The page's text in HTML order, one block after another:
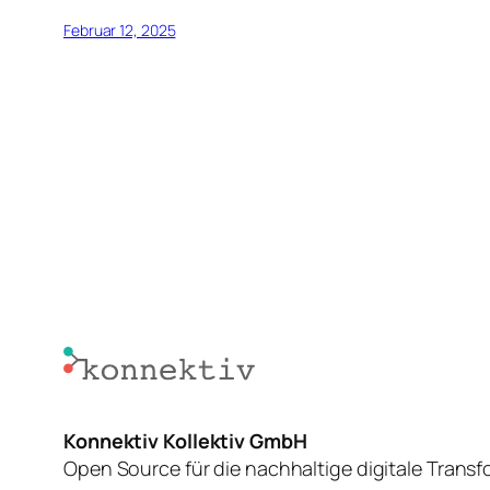
Februar 12, 2025
Konnektiv Kollektiv GmbH
Open Source für die nachhaltige digitale